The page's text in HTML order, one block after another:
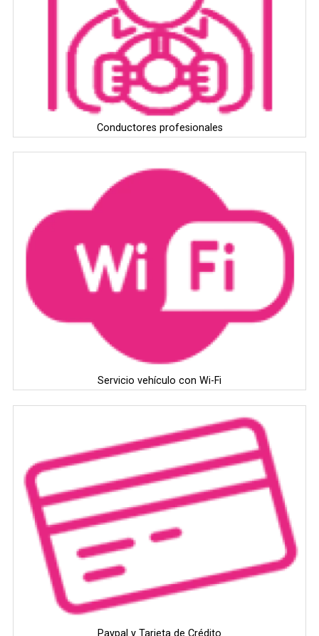
Conductores profesionales
Servicio vehículo con Wi-Fi